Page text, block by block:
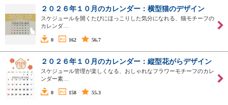
２０２６年１０月のカレンダー：横型猫のデザイン
スケジュールを開くたびにほっこりした気分になれる、猫モチーフの
カレンダ…
0 162 56.7
２０２６年１０月のカレンダー：縦型花がらデザイン
スケジュール管理が楽しくなる、おしゃれなフラワーモチーフのカレ
ンダー素…
0 158 55.3